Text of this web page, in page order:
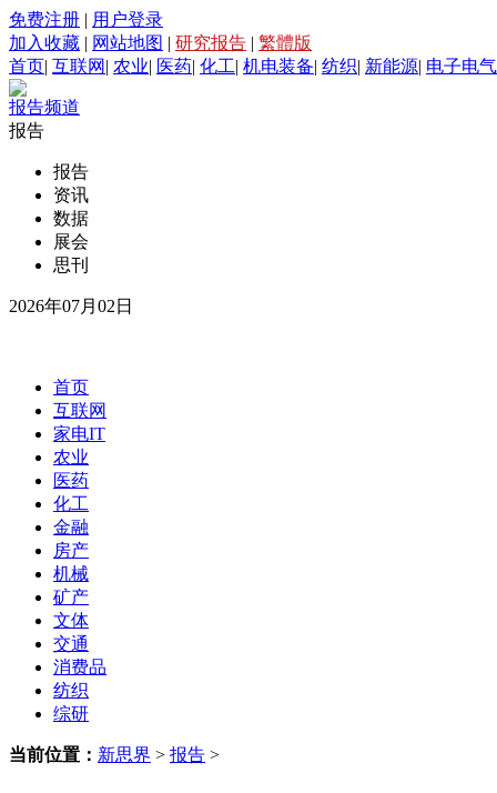
免费注册 | 用户登录
加入收藏 | 网站地图 | 研究报告 | 繁體版
首页| 互联网 | 农业| 医药| 化工| 机电装备| 纺织| 新能源| 电子电气
报告频道
报告
报告
资讯
数据
展会
思刊
2026年07月02日
首页
互联网
家电IT
农业
医药
化工
金融
房产
机械
矿产
文体
交通
消费品
纺织
综研
当前位置： 新思界 > 报告 >